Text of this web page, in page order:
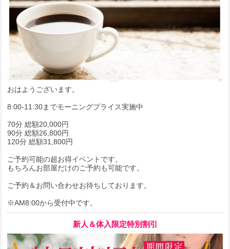
おはようございます。
8:00-11:30までモーニングプライス実施中
70分 総額20,000円
90分 総額26,800円
120分 総額31,800円
ご予約可能の超お得イベントです。
もちろんお部屋だけのご予約も可能です。
ご予約＆お問い合わせお待ちしております。
※AM8:00から受付中です。
新人＆体入限定特別割引